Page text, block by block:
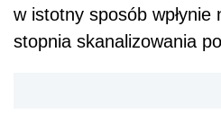
w istotny sposób wpłynie
stopnia skanalizowania